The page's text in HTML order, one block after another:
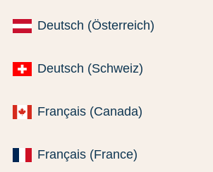
Deutsch (Österreich)
Deutsch (Schweiz)
Français (Canada)
Français (France)